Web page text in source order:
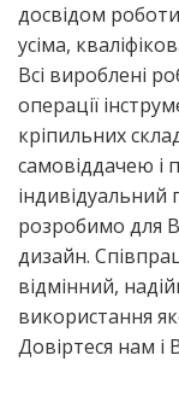
досвідом
усіма,
Всі вироблені
операції
кріпильних
самовіддачею і
індивідуальний
розробимо для
дизайн.
відмінний,
використання
Довіртеся нам і